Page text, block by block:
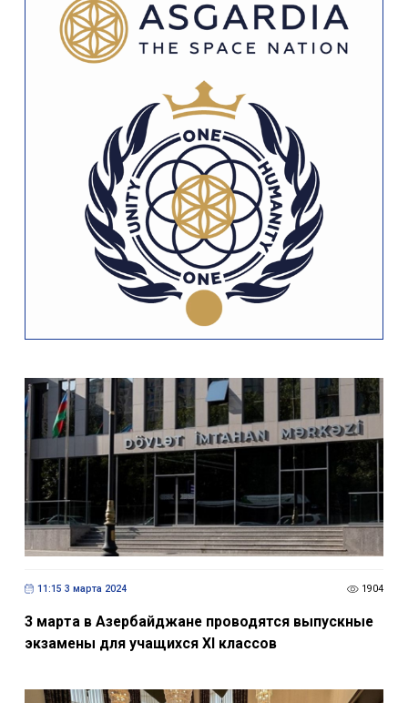
11:15 3 марта 2024 1904
3 марта в Азербайджане проводятся выпускные
экзамены для учащихся XI классов